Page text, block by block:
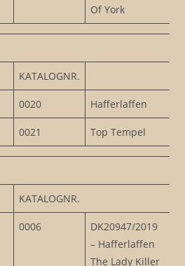
Of York
KATALOGNR.
0020 Hafferlaffen
0021 Top Tempel
KATALOGNR.
0006
DK20947/2019
– Hafferlaffen
The Lady Killer